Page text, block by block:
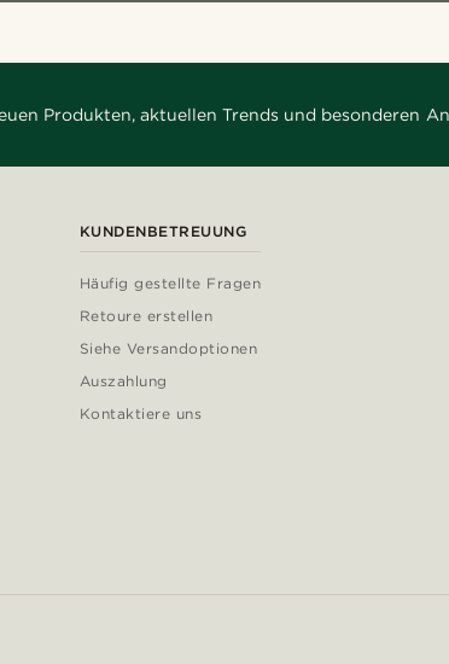
Produkten, aktuellen Trends und besonderen
KUNDENBETREUUNG
Häufig gestellte Fragen
Retoure erstellen
Siehe Versandoptionen
Auszahlung
Kontaktiere uns